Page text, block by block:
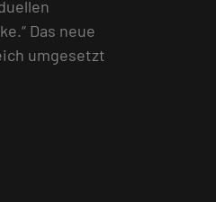
Das neue
umgesetzt